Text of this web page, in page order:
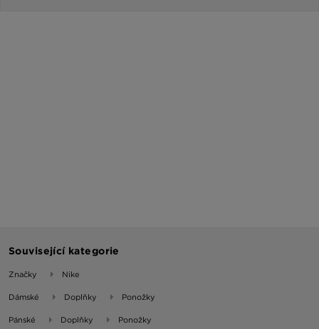
Související kategorie
Značky Nike
Dámské Doplňky Ponožky
Pánské Doplňky Ponožky